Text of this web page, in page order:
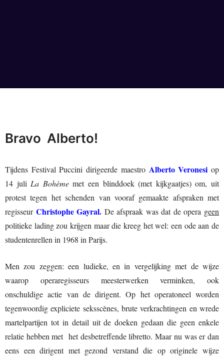
Bravo Alberto!
Tijdens Festival Puccini dirigeerde maestro Alberto Veronesi op
14 juli La Bohèmemet een blinddoek (met kijkgaatjes) om, uit
protest tegen het schenden van vooraf gemaakte afspraken met
regisseur Christophe Gayral. De afspraak was dat de opera geen
politieke lading zou krijgen maar die kreeg het wel: een ode aan de
studentenrellen in 1968 in Parijs.
Men zou zeggen: een ludieke, en in vergelijking met de wijze
waarop operaregisseurs meesterwerken verminken, ook
onschuldige actie van de dirigent. Op het operatoneel worden
tegenwoordig expliciete seksscènes, brute verkrachtingen en wrede
martelpartijen tot in detail uit de doeken gedaan die geen enkele
relatie hebben met het desbetreffende libretto. Maar nu was er dan
eens een dirigent met gezond verstand die op originele wijze